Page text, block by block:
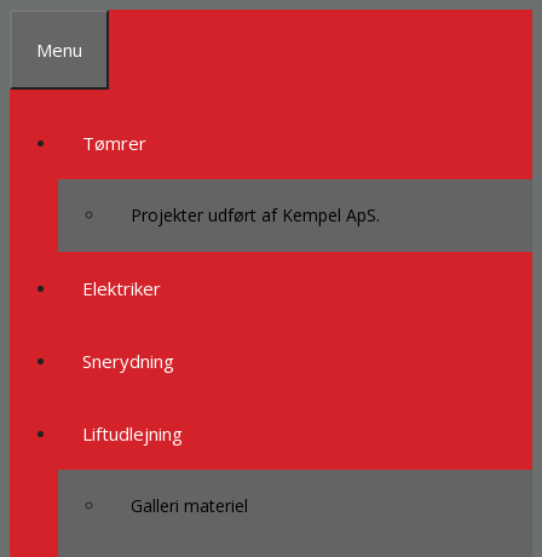
Menu
Tømrer
Projekter udført af Kempel ApS.
Elektriker
Snerydning
Liftudlejning
Galleri materiel